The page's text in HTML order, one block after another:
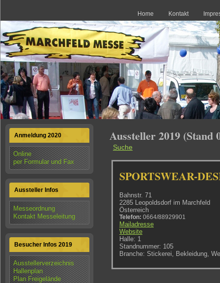
Home Kontakt
Anmeldung 2020
Online
per Formular und Fax
Aussteller Infos
Messeordnung
Kontakt Messeleitung
Besucher Infos 2019
Ausstellerverzeichnis
Hallenplan
Plan Freigelände
Aussteller 2019 (Stand
Suche
SPORTSWEAR-
Bahnstr. 71
2285 Leopoldsdorf im Marchfeld
Österreich
Telefon: 0664/88929901
Mailadresse
Website
Halle: 1
Standnummer: 105
Branche: Stickerei, Bekleidung,